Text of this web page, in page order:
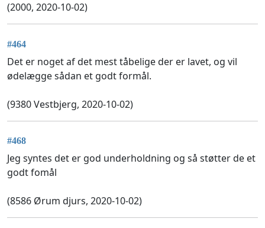
(2000, 2020-10-02)
#464
Det er noget af det mest tåbelige der er lavet, og vil
ødelægge sådan et godt formål.
(9380 Vestbjerg, 2020-10-02)
#468
Jeg syntes det er god underholdning og så støtter de et
godt fomål
(8586 Ørum djurs, 2020-10-02)